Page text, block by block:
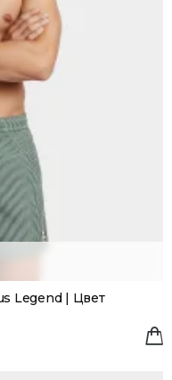
Legend | Цвет